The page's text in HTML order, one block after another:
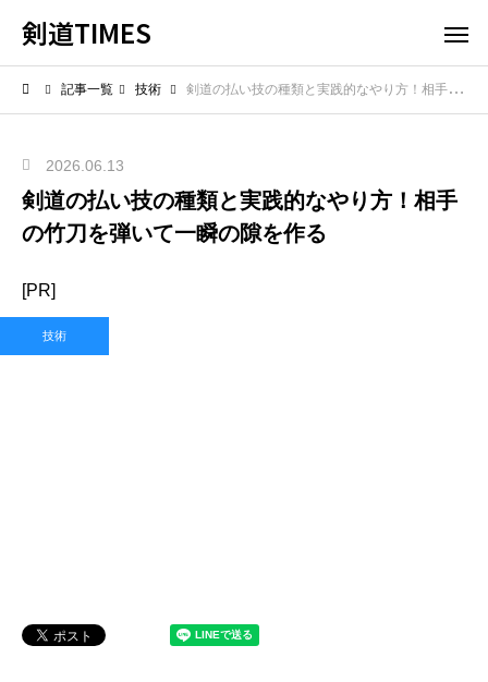
剣道TIMES
記事一覧 技術 剣道の払い技の種類と実践的なやり方！相手の竹刀を弾いて一瞬の隙を作る
2026.06.13
剣道の払い技の種類と実践的なやり方！相手
の竹刀を弾いて一瞬の隙を作る
[PR]
技術